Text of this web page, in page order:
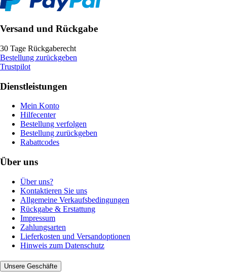
Versand und Rückgabe
30 Tage Rückgaberecht
Bestellung zurückgeben
Trustpilot
Dienstleistungen
Mein Konto
Hilfecenter
Bestellung verfolgen
Bestellung zurückgeben
Rabattcodes
Über uns
Über uns?
Kontaktieren Sie uns
Allgemeine Verkaufsbedingungen
Rückgabe & Erstattung
Impressum
Zahlungsarten
Lieferkosten und Versandoptionen
Hinweis zum Datenschutz
Unsere Geschäfte